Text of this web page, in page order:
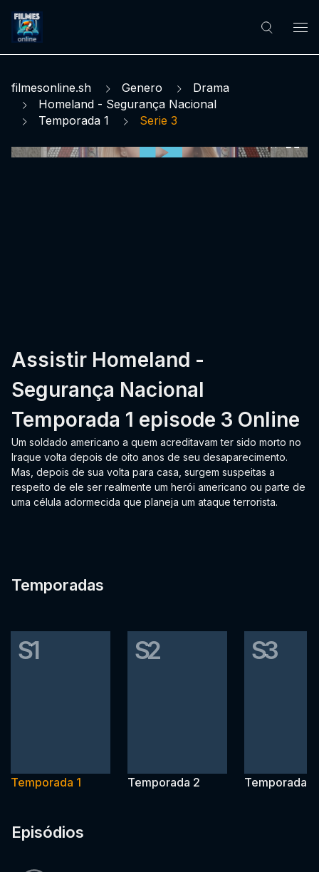
filmesonline.sh Genero
Drama
Homeland - Segurança Nacional
Temporada 1
Serie 3
Assistir Homeland -
Segurança Nacional
Temporada 1 episode 3 Online
Um soldado americano a quem acreditavam ter sido morto no
Iraque volta depois de oito anos de seu desaparecimento.
Mas, depois de sua volta para casa, surgem suspeitas a
respeito de ele ser realmente um herói americano ou parte de
uma célula adormecida que planeja um ataque terrorista.
Temporadas
S1
Temporada 1
S2
Temporada 2
S3
Temporada 3
Episódios